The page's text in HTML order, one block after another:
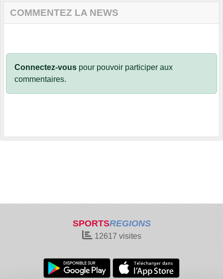
COMMENTEZ LA NEWS
Connectez-vous pour pouvoir participer aux
commentaires.
SPORTSREGIONS
12617 visites